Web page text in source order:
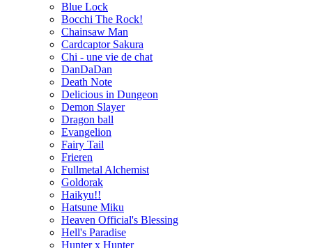
Blue Lock
Bocchi The Rock!
Chainsaw Man
Cardcaptor Sakura
Chi - une vie de chat
DanDaDan
Death Note
Delicious in Dungeon
Demon Slayer
Dragon ball
Evangelion
Fairy Tail
Frieren
Fullmetal Alchemist
Goldorak
Haikyu!!
Hatsune Miku
Heaven Official's Blessing
Hell's Paradise
Hunter x Hunter